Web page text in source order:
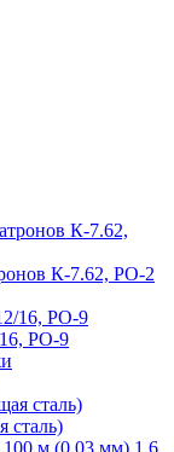
К-7.62, РО-2
РО-9
сталь)